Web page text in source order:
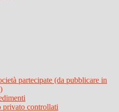
partecipate (da pubblicare in
controllati